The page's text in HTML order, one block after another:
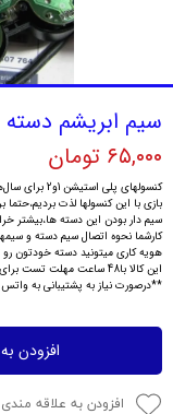
سیم ابریشم دسته PS2وPS1(استوک)
۶۵,۰۰۰ تومان
کنسولهای
بازی با این کنسولها لذت
سیم دار بودن این دسته ها،بیشتر
کارشما نحوه اتصال سیم دسته و
هویه کاری میتونید دسته خودتون رو
این کالا با48 ساعت مهلت تست برای شما ارسال میشود،پس با خیال راحت خرید کنید.
**درصورت نیاز به پشتیبانی به
افزودن
افزودن به علاقه